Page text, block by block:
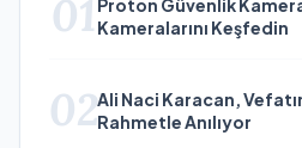
01 Kameralarını Keşfedin
02Ali Naci Karacan,
Rahmetle Anılıyor